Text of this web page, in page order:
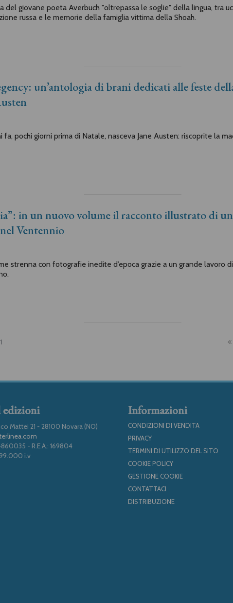
del giovane poeta Averbuch "oltrepassa le soglie" della lingua, tra
russa e le memorie della famiglia vittima della Shoah.
un’antologia di brani dedicati alle feste
fa, pochi giorni prima di Natale, nasceva Jane Austen: riscoprite la
in un nuovo volume il racconto illustrato di
Ventennio
strenna con fotografie inedite d’epoca grazie a un grande lavoro
edizioni
Mattei 21 - 28100 Novara (NO)
- R.E.A.: 169804
i.v
Informazioni
CONDIZIONI DI VENDITA
PRIVACY
TERMINI DI UTILIZZO DEL SITO
COOKIE POLICY
GESTIONE COOKIE
CONTATTACI
DISTRIBUZIONE